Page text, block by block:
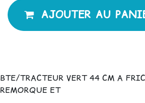
AJOUTER AU
BTE/TRACTEUR VERT 44 CM A
REMORQUE ET